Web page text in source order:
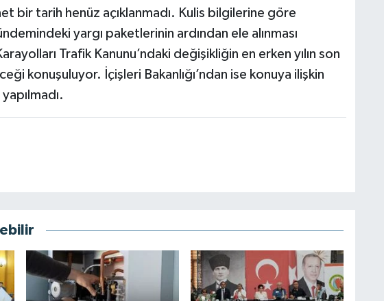
bir tarih henüz açıklanmadı. Kulis bilgilerine göre
yargı paketlerinin ardından ele alınması
Trafik Kanunu’ndaki değişikliğin en erken yılın son
konuşuluyor. İçişleri Bakanlığı’ndan ise konuya ilişkin